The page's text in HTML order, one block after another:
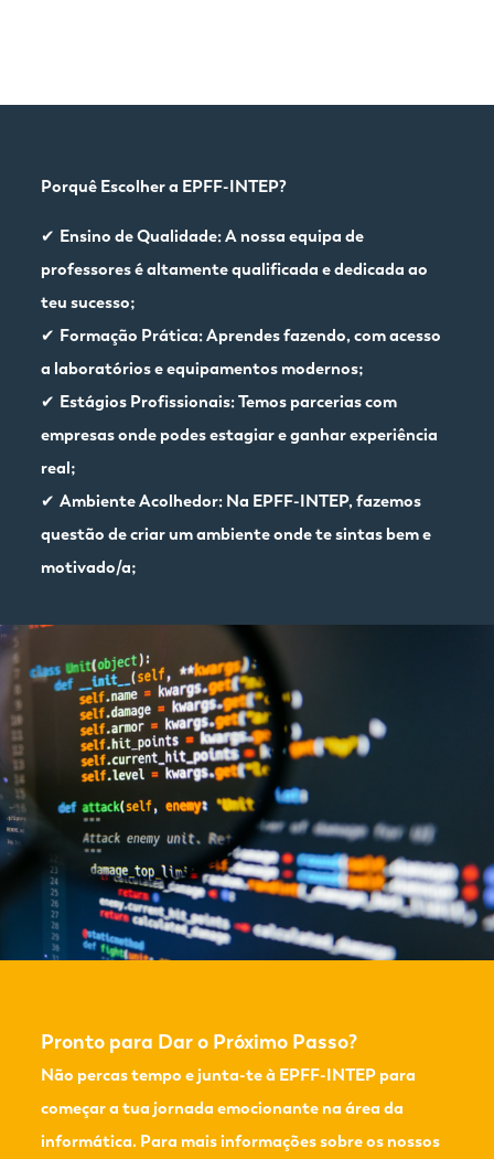
Porquê Escolher a EPFF-INTEP?
✔ Ensino de Qualidade: A nossa equipa de
professores é altamente qualificada e dedicada ao
teu sucesso;
✔ Formação Prática: Aprendes fazendo, com acesso
a laboratórios e equipamentos modernos;
✔ Estágios Profissionais: Temos parcerias com
empresas onde podes estagiar e ganhar experiência
real;
✔ Ambiente Acolhedor: Na EPFF-INTEP, fazemos
questão de criar um ambiente onde te sintas bem e
motivado/a;
Pronto para Dar o Próximo Passo?
Não percas tempo e junta-te à EPFF-INTEP para
começar a tua jornada emocionante na área da
informática. Para mais informações sobre os nossos